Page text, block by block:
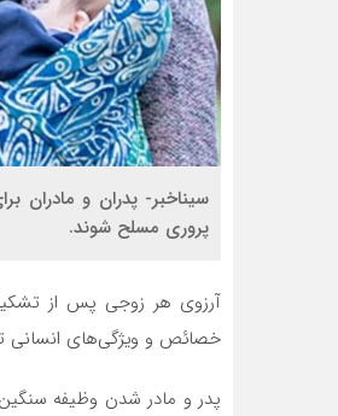
سیناخبر- پدران و مادران
پروری مسلح شوند.
آرزوی هر زوجی پس از
خصائص و ویژگی‌های انسانی
پدر و مادر شدن وظیفه